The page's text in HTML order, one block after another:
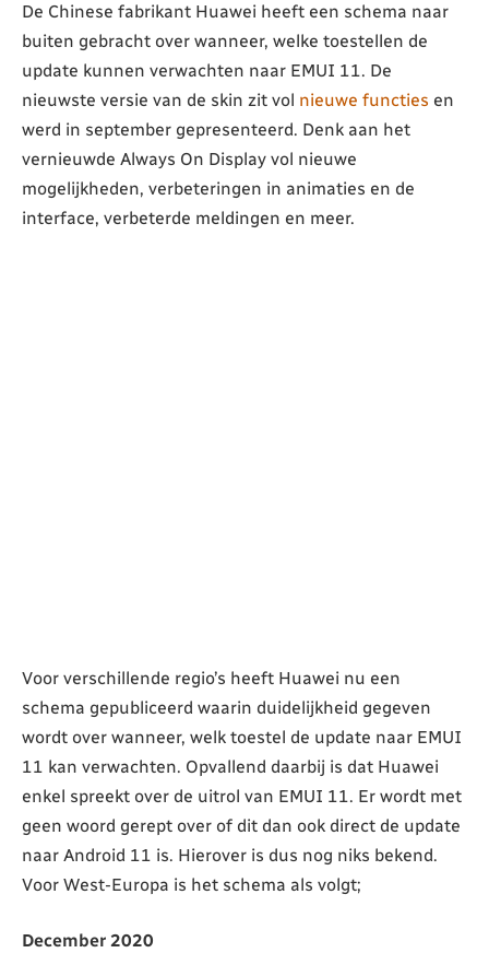
De Chinese fabrikant Huawei heeft een schema naar
buiten gebracht over wanneer, welke toestellen de
update kunnen verwachten naar EMUI 11. De
nieuwste versie van de skin zit vol nieuwe functies en
werd in september gepresenteerd. Denk aan het
vernieuwde Always On Display vol nieuwe
mogelijkheden, verbeteringen in animaties en de
interface, verbeterde meldingen en meer.
Voor verschillende regio’s heeft Huawei nu een
schema gepubliceerd waarin duidelijkheid gegeven
wordt over wanneer, welk toestel de update naar EMUI
11 kan verwachten. Opvallend daarbij is dat Huawei
enkel spreekt over de uitrol van EMUI 11. Er wordt met
geen woord gerept over of dit dan ook direct de update
naar Android 11 is. Hierover is dus nog niks bekend.
Voor West-Europa is het schema als volgt;
December 2020